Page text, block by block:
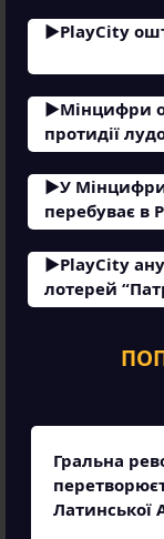
PlayCity
Мінцифри
протидії
У
перебуває в
PlayCity
лотерей
Гральна
Латинської